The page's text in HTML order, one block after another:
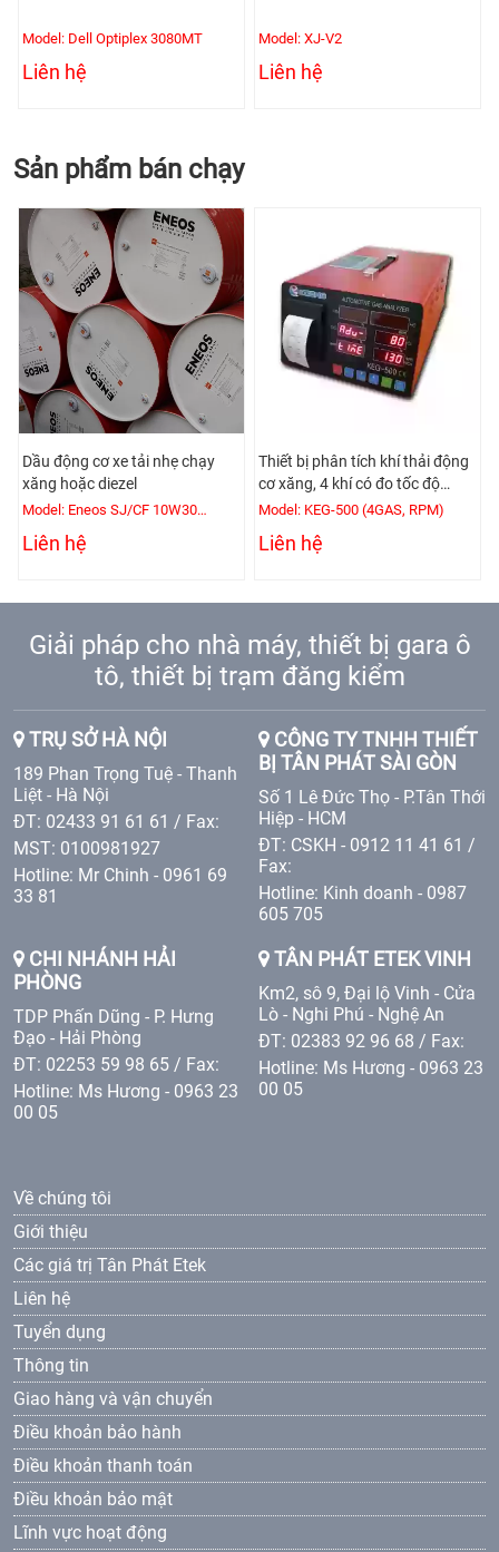
Model: Dell Optiplex 3080MT
Liên hệ
Model: XJ-V2
Liên hệ
Sản phẩm bán chạy
Dầu động cơ xe tải nhẹ chạy
xăng hoặc diezel
Model: Eneos SJ/CF 10W30
Liên hệ
Thiết bị phân tích khí thải động
cơ xăng, 4 khí có đo tốc độ
động cơ
Model: KEG-500 (4GAS, RPM)
Liên hệ
Giải pháp cho nhà máy, thiết bị gara ô
tô, thiết bị trạm đăng kiểm
TRỤ SỞ HÀ NỘI
189 Phan Trọng Tuệ - Thanh
Liệt - Hà Nội
ĐT: 02433 91 61 61 / Fax:
MST: 0100981927
Hotline: Mr Chinh - 0961 69
33 81
CÔNG TY TNHH THIẾT
BỊ TÂN PHÁT SÀI GÒN
Số 1 Lê Đức Thọ - P.Tân Thới
Hiệp - HCM
ĐT: CSKH - 0912 11 41 61 /
Fax:
Hotline: Kinh doanh - 0987
605 705
CHI NHÁNH HẢI
PHÒNG
TDP Phấn Dũng - P. Hưng
Đạo - Hải Phòng
ĐT: 02253 59 98 65 / Fax:
Hotline: Ms Hương - 0963 23
00 05
TÂN PHÁT ETEK VINH
Km2, sô 9, Đại lộ Vinh - Cửa
Lò - Nghi Phú - Nghệ An
ĐT: 02383 92 96 68 / Fax:
Hotline: Ms Hương - 0963 23
00 05
Về chúng tôi
Giới thiệu
Các giá trị Tân Phát Etek
Liên hệ
Tuyển dụng
Thông tin
Giao hàng và vận chuyển
Điều khoản bảo hành
Điều khoản thanh toán
Điều khoản bảo mật
Lĩnh vực hoạt động